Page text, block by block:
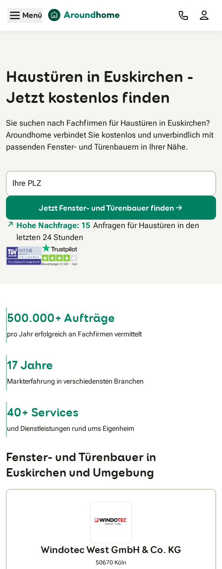
Zum Hauptinhalt
Menü
Haustüren in Euskirchen -
Jetzt kostenlos finden
Sie suchen nach Fachfirmen für Haustüren in Euskirchen?
Aroundhome verbindet Sie kostenlos und unverbindlich mit
passenden Fenster- und Türenbauern in Ihrer Nähe.
Ihre PLZ
Jetzt Fenster- und Türenbauer finden
Hohe Nachfrage: 15 Anfragen für Haustüren in den
letzten 24 Stunden
500.000+ Aufträge
pro Jahr erfolgreich an Fachfirmen vermittelt
17 Jahre
Markterfahrung in verschiedensten Branchen
40+ Services
und Dienstleistungen rund ums Eigenheim
Fenster- und Türenbauer in
Euskirchen und Umgebung
Windotec West GmbH & Co. KG
50670 Köln